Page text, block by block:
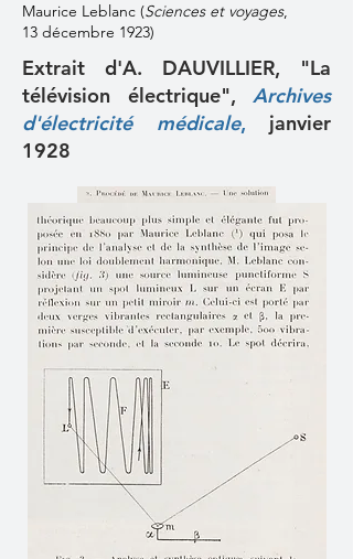
Maurice Leblanc (Sciences et voyages,
13 décembre 1923)
Extrait d'A. DAUVILLIER, "La
télévision électrique", Archives
d'électricité médicale, janvier
1928